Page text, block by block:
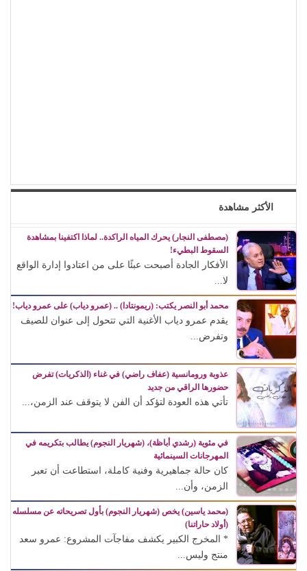
الأكثر مشاهدة
(مصطفى النجار) يحرك المياه الراكدة.. لماذا اكتفينا بمشاهدة
السقوط البطيء!
الأفكار الجادة أصبحت عبئًا على من اعتادوا إدارة الواقع
لا...
محمد أبو النصر يكتب: (ريمونتادا) .. (عمرو دياب) على عمرو دياب!
يقدم عمرو دياب الأغنية التي تتحول إلى عنوان للصيف
وتفرض...
عذوبة ورومانسية (عفاف راضي) في غناء (الذكريات) تفرض
حضورها الراقي من جديد
تأتي هذه العودة لتؤكد أن الفن لا يتوقف عند الزمن،...
في مئوية (رشدي أباظة)، (شهريار النجوم) يطالب بتكريمه في
المهرجانات السينمائية
كان حالة جماهيرية وفنية كاملة، استطاعت أن تعبر
الزمن، وأن...
(محمد ياسين) يخص (شهريار النجوم) بأول تصريحاته عن مسلسله
(أولاد حاراتنا)
* المخرج الكبير يكشف مفاجآت المشروع: عمرو سعد
منتج وليس...